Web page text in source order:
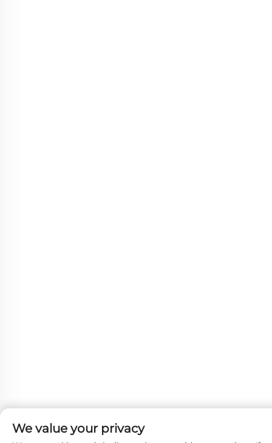
We value your privacy